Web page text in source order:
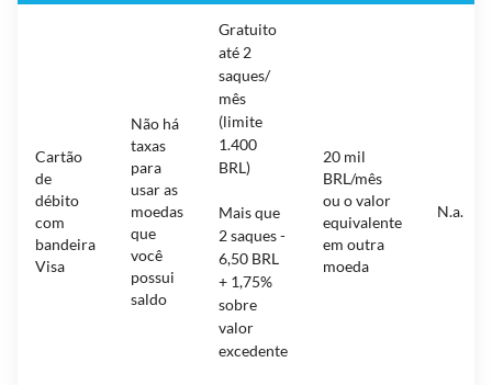
Cartão
de
débito
com
bandeira
Visa
Não há
taxas
para
usar as
moedas
que
você
possui
saldo
Gratuito
até 2
saques/
mês
(limite
1.400
BRL)
Mais que
2 saques -
6,50 BRL
+ 1,75%
sobre
valor
excedente
20 mil
BRL/mês
ou o valor
equivalente
em outra
moeda
N.a.